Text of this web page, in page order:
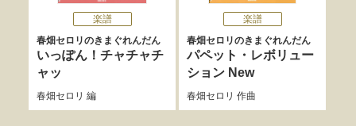
楽譜
春畑セロリのきまぐれんだん
いっぽん！チャチャチ
ャッ
春畑セロリ 編
楽譜
春畑セロリのきまぐれんだん
パペット・レボリュー
ション New
春畑セロリ 作曲